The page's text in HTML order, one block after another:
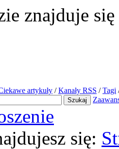
znajduje się
artykuły / Kanały RSS / Tagi
się: